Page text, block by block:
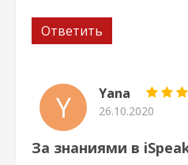
Ответить
Y Yana
26.10.2020
За знаниями в